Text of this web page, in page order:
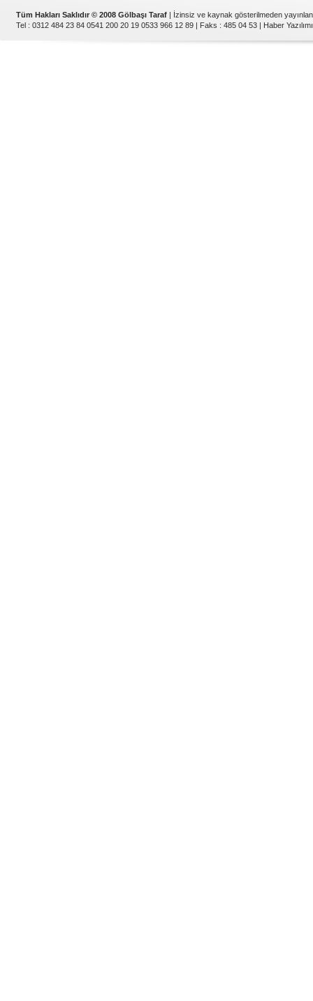
Tüm Hakları Saklıdır © 2008 Gölbaşı Taraf | İzinsiz ve kaynak gösterilmeden
Tel : 0312 484 23 84 0541 200 20 19 0533 966 12 89 | Faks : 485 04 53 | Haber Yazılımı